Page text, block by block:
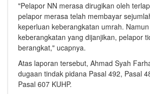
"Pelapor NN merasa dirugikan oleh
pelapor merasa telah membayar
keperluan keberangkatan umrah.
keberangkatan yang dijanjikan, pelapor
berangkat," ucapnya.
Atas laporan tersebut, Ahmad Syah
dugaan tindak pidana Pasal 492, Pasal
Pasal 607 KUHP.